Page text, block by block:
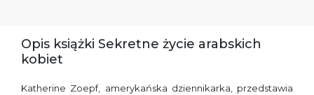
Opis książki Sekretne życie arabskich
kobiet
Katherine Zoepf, amerykańska dziennikarka, przedstawia